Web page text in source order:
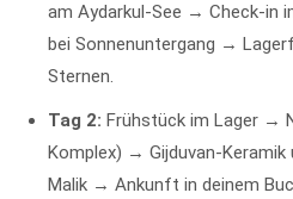
am Aydarkul-See → Check-in
bei Sonnenuntergang →
Sternen.
Tag 2: Frühstück im Lager →
Komplex) → Gijduvan-Keramik
Malik → Ankunft in deinem